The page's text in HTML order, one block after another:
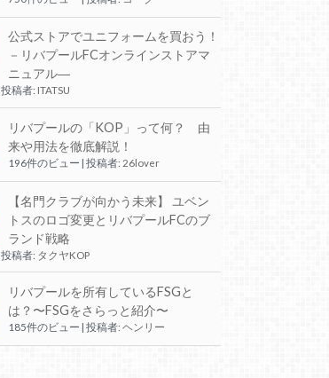
公式ストアでユニフォームを買おう！
－リバプールFCオンラインストアマ
ニュアル―
投稿者: ITATSU
リバプールの「KOP」って何？ 由
来や用法を徹底解説！
196件のビュー | 投稿者: 26lover
【名門クラブが向かう未来】 ユベン
トスのロゴ変更とリバプールFCのブ
ランド戦略
投稿者: タクヤKOP
リバプールを所有しているFSGと
は？〜FSGをさらっと紹介〜
185件のビュー 投稿者: ヘンリー